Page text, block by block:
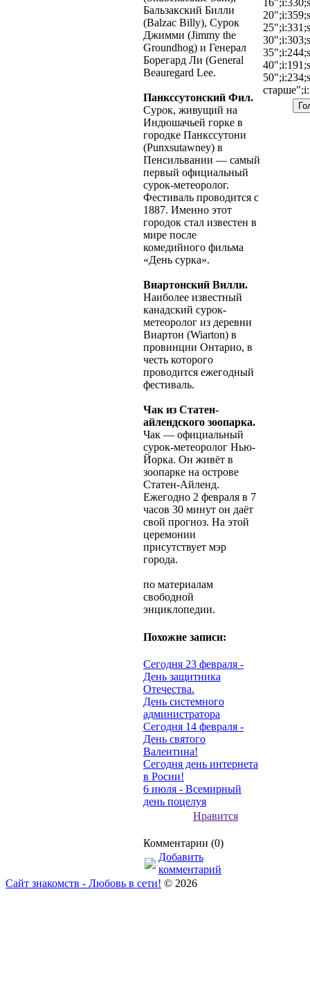
Бальзакский Билли
(Balzac Billy), Сурок
Джимми (Jimmy the
Groundhog) и Генерал
Борегард Ли (General
Beauregard Lee.
Панкссутонский Фил.
Сурок, живущий на
Индюшачьей горке в
городке Панкссутони
(Punxsutawney) в
Пенсильвании — самый
первый официальный
сурок-метеоролог.
Фестиваль проводится с
1887. Именно этот
городок стал известен в
мире после
комедийного фильма
«День сурка».
Виартонский Вилли.
Наиболее известный
канадский сурок-
метеоролог из деревни
Виартон (Wiarton) в
провинции Онтарио, в
честь которого
проводится ежегодный
фестиваль.
Чак из Статен-
айлендского зоопарка.
Чак — официальный
сурок-метеоролог Нью-
Йорка. Он живёт в
зоопарке на острове
Статен-Айленд.
Ежегодно 2 февраля в 7
часов 30 минут он даёт
свой прогноз. На этой
церемонии
присутствует мэр
города.
по материалам
свободной
энциклопедии.
Похожие записи:
Сегодня 23 февраля -
День защитника
Отечества.
День системного
администратора
Сегодня 14 февраля -
День святого
Валентина!
Сегодня день интернета
в Росии!
6 июля - Всемирный
день поцелуя
Нравится
Комментарии (0)
Добавить
комментарий
Сайт знакомств - Любовь в сети! © 2026